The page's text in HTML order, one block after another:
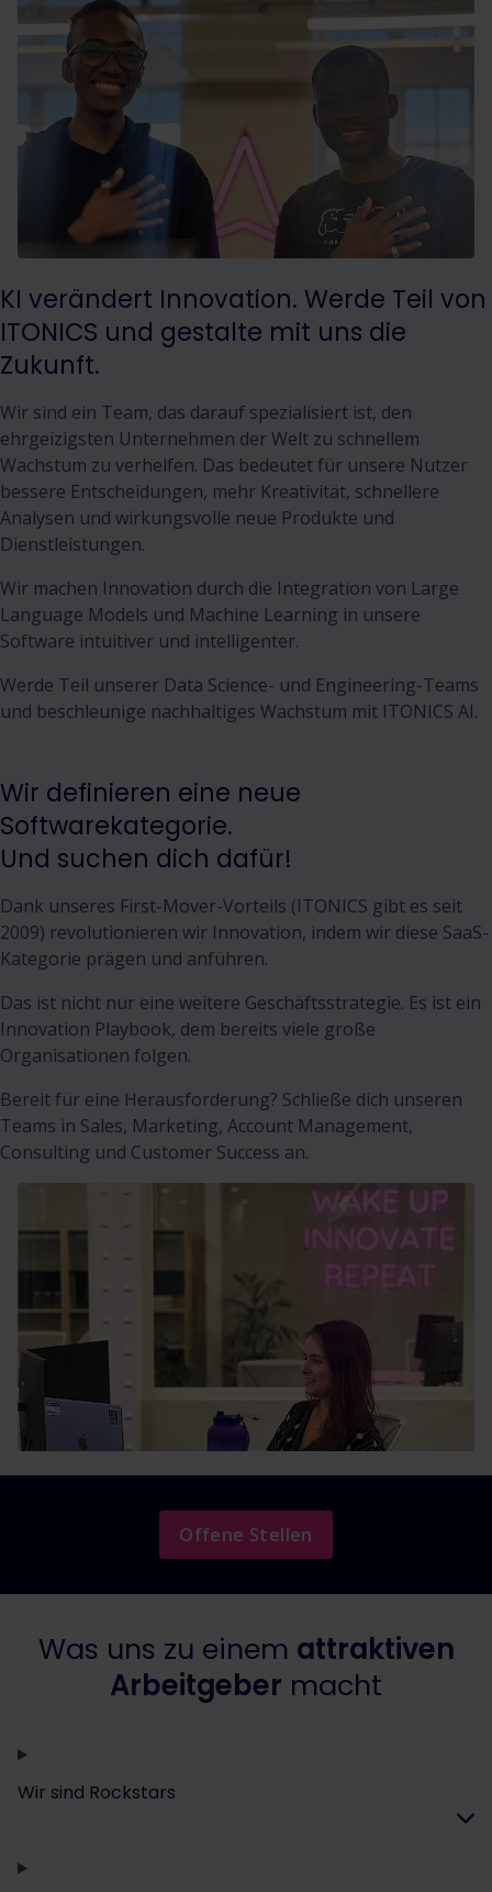
KI verändert Innovation. Werde Teil von
ITONICS und gestalte mit uns die
Zukunft.
Wir sind ein Team, das darauf spezialisiert ist, den
ehrgeizigsten Unternehmen der Welt zu schnellem
Wachstum zu verhelfen. Das bedeutet für unsere Nutzer
bessere Entscheidungen, mehr Kreativität, schnellere
Analysen und wirkungsvolle neue Produkte und
Dienstleistungen.
Wir machen Innovation durch die Integration von Large
Language Models und Machine Learning in unsere
Software intuitiver und intelligenter.
Werde Teil unserer Data Science- und Engineering-Teams
und beschleunige nachhaltiges Wachstum mit ITONICS AI.
Wir definieren eine neue
Softwarekategorie.
Und suchen dich dafür!
Dank unseres First-Mover-Vorteils (ITONICS gibt es seit
2009) revolutionieren wir Innovation, indem wir diese SaaS-
Kategorie prägen und anführen.
Das ist nicht nur eine weitere Geschäftsstrategie. Es ist ein
Innovation Playbook, dem bereits viele große
Organisationen folgen.
Bereit für eine Herausforderung? Schließe dich unseren
Teams in Sales, Marketing, Account Management,
Consulting und Customer Success an.
Offene Stellen
Was uns zu einem attraktiven
Arbeitgeber macht
Wir sind Rockstars